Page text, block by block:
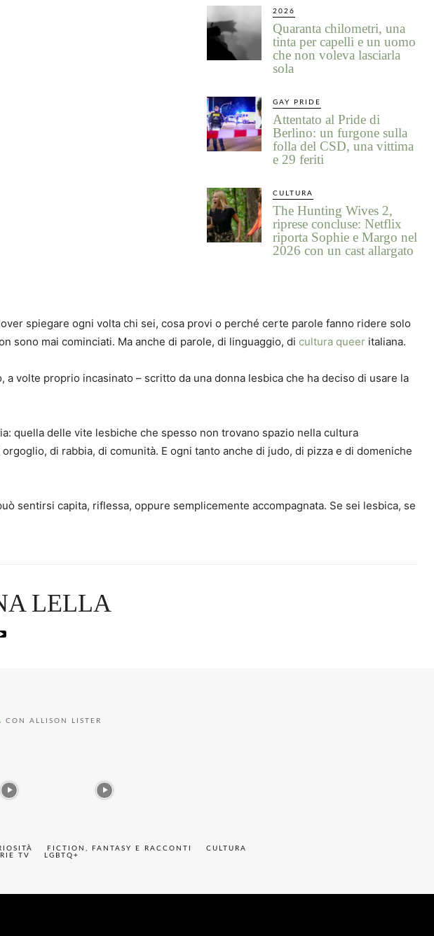
2026
Quaranta chilometri, una
tinta per capelli e un uomo
che non voleva lasciarla
sola
GAY PRIDE
Attentato al Pride di
Berlino: un furgone sulla
folla del CSD, una vittima
e 29 feriti
CULTURA
The Hunting Wives 2,
riprese concluse: Netflix
riporta Sophie e Margo nel
2026 con un cast allargato
spiegare ogni volta chi sei, cosa provi o perché certe parole fanno ridere solo
sono mai cominciati. Ma anche di parole, di linguaggio, di cultura queer italiana.
volte proprio incasinato – scritto da una donna lesbica che ha deciso di usare la
quella delle vite lesbiche che spesso non trovano spazio nella cultura
di rabbia, di comunità. E ogni tanto anche di judo, di pizza e di domeniche
sentirsi capita, riflessa, oppure semplicemente accompagnata. Se sei lesbica, se
LELLA
CON ALLISON LISTER
FICTION, FANTASY E RACCONTI
CULTURA
TV
LGBTQ+